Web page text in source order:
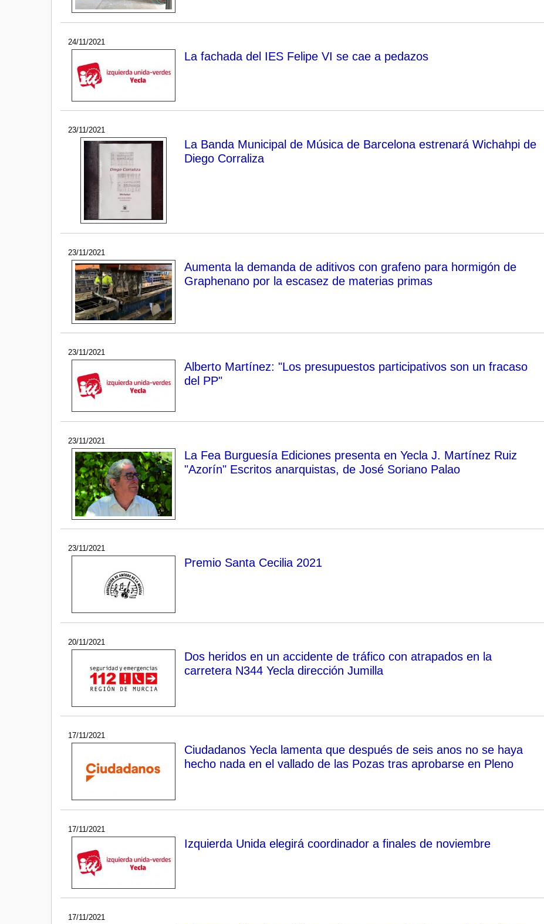
24/11/2021
La fachada del IES Felipe VI se cae a pedazos
23/11/2021
La Banda Municipal de Música de Barcelona estrenará Wichahpi de
Diego Corraliza
23/11/2021
Aumenta la demanda de aditivos con grafeno para hormigón de
Graphenano por la escasez de materias primas
23/11/2021
Alberto Martínez: "Los presupuestos participativos son un fracaso
del PP"
23/11/2021
La Fea Burguesía Ediciones presenta en Yecla J. Martínez Ruiz
"Azorín" Escritos anarquistas, de José Soriano Palao
23/11/2021
Premio Santa Cecilia 2021
20/11/2021
Dos heridos en un accidente de tráfico con atrapados en la
carretera N344 Yecla dirección Jumilla
17/11/2021
Ciudadanos Yecla lamenta que después de seis anos no se haya
hecho nada en el vallado de las Pozas tras aprobarse en Pleno
17/11/2021
Izquierda Unida elegirá coordinador a finales de noviembre
17/11/2021